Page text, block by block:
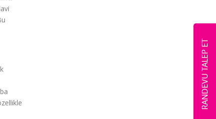
RANDEVU TALEP ET